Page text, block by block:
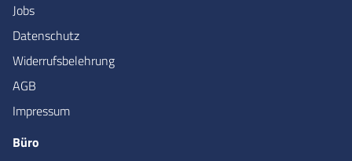
Jobs
Datenschutz
Widerrufsbelehrung
AGB
Impressum
Büro